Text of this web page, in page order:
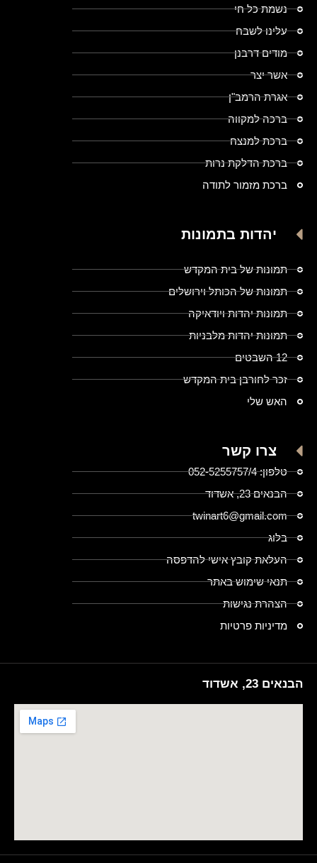
נשמת כל חי
עלינו לשבח
מודים דרבנן
אשר יצר
אגרת הרמב"ן
ברכה למקווה
ברכת למנצח
ברכת הדלקת נרות
ברכת מזמור לתודה
יהדות בתמונות
תמונות של בית המקדש
תמונות של הכותל וירושלים
תמונות יהדות ויודאיקה
תמונות יהדות מלבניות
12 השבטים
זכר לחורבן בית המקדש
האש שלי
צרו קשר
טלפון: 052-5255757/4
הבנאים 23, אשדוד
twinart6@gmail.com
בלוג
העלאת קובץ אישי להדפסה
תנאי שימוש באתר
הצהרת נגישות
מדיניות פרטיות
הבנאים 23, אשדוד